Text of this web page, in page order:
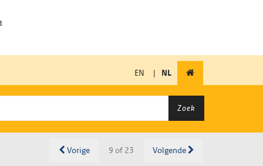
EN | NL
Zoek
Vorige 9 of 23 Volgende